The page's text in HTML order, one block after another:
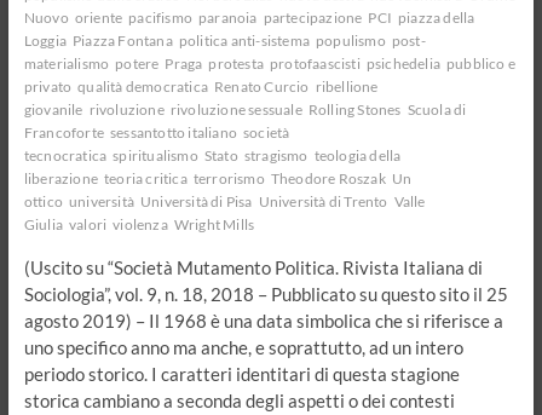
Nuovo oriente pacifismo paranoia partecipazione PCI piazza della
Loggia Piazza Fontana politica anti-sistema populismo post-
materialismo potere Praga protesta protofaascisti psichedelia pubblico e
privato qualità democratica Renato Curcio ribellione
giovanile rivoluzione rivoluzione sessuale Rolling Stones Scuola di
Francoforte sessantotto italiano società
tecnocratica spiritualismo Stato stragismo teologia della
liberazione teoria critica terrorismo Theodore Roszak Un
ottico università Università di Pisa Università di Trento Valle
Giulia valori violenza Wright Mills
(Uscito su “Società Mutamento Politica. Rivista Italiana di
Sociologia”, vol. 9, n. 18, 2018 – Pubblicato su questo sito il 25
agosto 2019) – Il 1968 è una data simbolica che si riferisce a
uno specifico anno ma anche, e soprattutto, ad un intero
periodo storico. I caratteri identitari di questa stagione
storica cambiano a seconda degli aspetti o dei contesti